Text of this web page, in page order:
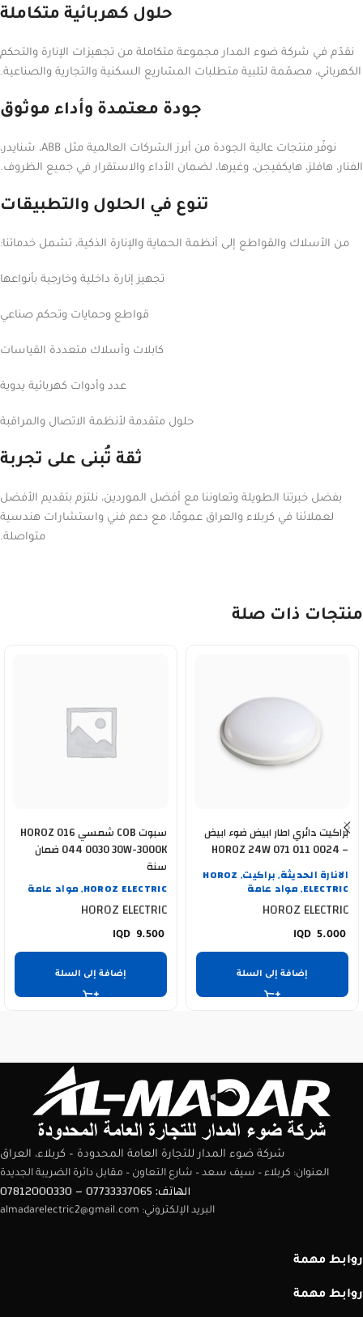
حلول كهربائية متكاملة
نقدّم في شركة ضوء المدار مجموعة متكاملة من تجهيزات الإنارة والتحكم
الكهربائي، مصمّمة لتلبية متطلبات المشاريع السكنية والتجارية والصناعية.
جودة معتمدة وأداء موثوق
نوفّر منتجات عالية الجودة من أبرز الشركات العالمية مثل ABB، شنايدر،
الفنار، هافلز، هايكفيجن، وغيرها، لضمان الأداء والاستقرار في جميع الظروف.
تنوع في الحلول والتطبيقات
من الأسلاك والقواطع إلى أنظمة الحماية والإنارة الذكية، تشمل خدماتنا:
تجهيز إنارة داخلية وخارجية بأنواعها
قواطع وحمايات وتحكم صناعي
كابلات وأسلاك متعددة القياسات
عدد وأدوات كهربائية يدوية
حلول متقدمة لأنظمة الاتصال والمراقبة
ثقة تُبنى على تجربة
بفضل خبرتنا الطويلة وتعاوننا مع أفضل الموردين، نلتزم بتقديم الأفضل
لعملائنا في كربلاء والعراق عمومًا، مع دعم فني واستشارات هندسية
متواصلة.
منتجات ذات صلة
براكيت دائري اطار ابيض ضوء ابيض
HOROZ 24W 071 011 0024 –
400 002 0128
الانارة الحديثة, براكيت,
HOROZ
ELECTRIC
, مواد عامة
HOROZ ELECTRIC
5.000
إضافة إلى السلة
سبوت COB شمسي HOROZ 016
044 0030 30W-3000K ضمان
سنة
HOROZ ELECTRIC
, مواد عامة
HOROZ ELECTRIC
9.500
إضافة إلى السلة
شركة ضوء المدار للتجارة العامة المحدودة – كربلاء، العراق
العنوان: كربلاء – سيف سعد – شارع التعاون – مقابل دائرة الضريبة الجديدة
الهاتف: 07733337065 – 07812000330
البريد الإلكتروني: almadarelectric2@gmail.com
روابط مهمة
روابط مهمة